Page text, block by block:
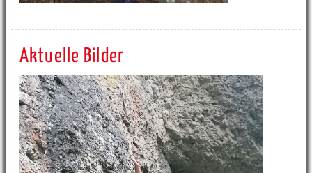
Aktuelle Bilder